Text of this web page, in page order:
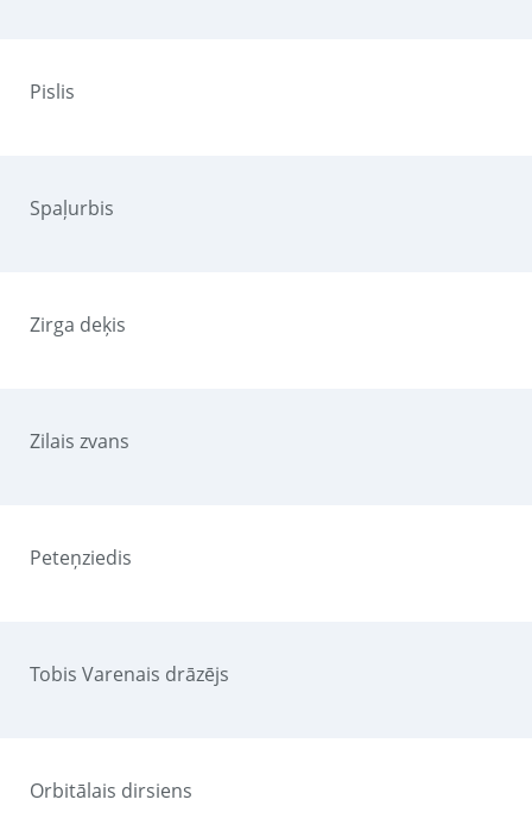
Pislis
Spaļurbis
Zirga deķis
Zilais zvans
Peteņziedis
Tobis Varenais drāzējs
Orbitālais dirsiens